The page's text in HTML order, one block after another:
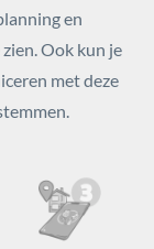
en
Ook kun je
met deze